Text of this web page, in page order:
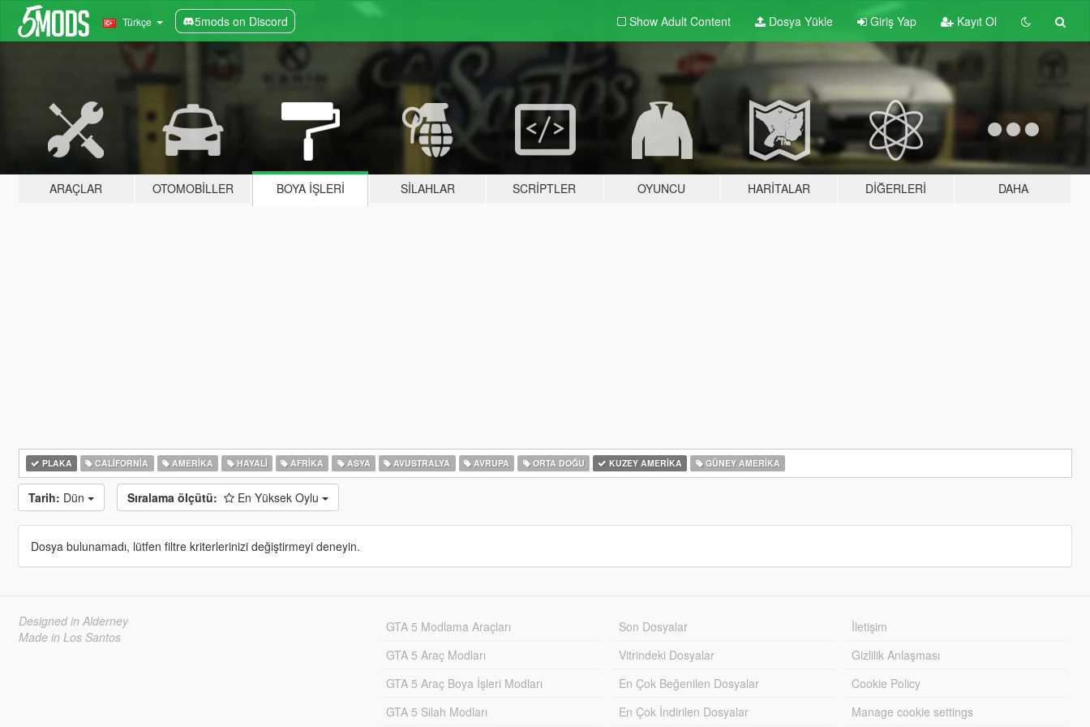
Türkçe 5mods on Discord Show Adult Content Dosya Yükle Giriş Yap Kayıt Ol
ARAÇLAR OTOMOBILLER BOYA İŞLERI SILAHLAR SCRIPTLER OYUNCU HARITALAR DIĞERLERI DAHA
PLAKA CALIFORNIA AMERIKA HAYALI AFRIKA ASYA AVUSTRALYA AVRUPA ORTA DOĞU KUZEY AMERIKA GÜNEY AMERIKA
Tarih: Dün Sıralama ölçütü: En Yüksek Oylu
Dosya bulunamadı, lütfen filtre kriterlerinizi değiştirmeyi deneyin.
Designed in Alderney
Made in Los Santos
GTA 5 Modlama Araçları
GTA 5 Araç Modları
GTA 5 Araç Boya İşleri Modları
GTA 5 Silah Modları
Son Dosyalar
Vitrindeki Dosyalar
En Çok Beğenilen Dosyalar
En Çok İndirilen Dosyalar
İletişim
Gizlilik Anlaşması
Cookie Policy
Manage cookie settings